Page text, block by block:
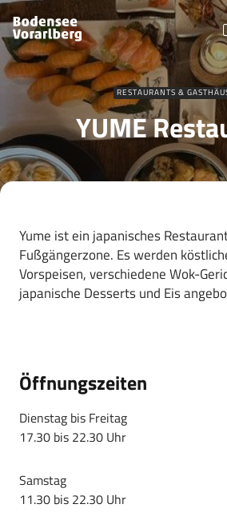
RESTAURANTS &
YUME
Yume ist ein japanisches
Fußgängerzone. Es werden
Vorspeisen, verschiedene Wok-
japanische Desserts und Eis
Öffnungszeiten
Dienstag bis Freitag
17.30 bis 22.30 Uhr
Samstag
11.30 bis 22.30 Uhr